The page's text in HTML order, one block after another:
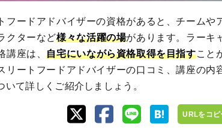
フードアドバイザーの資格があると、チームや
クターなど様々な活躍の場があります。ラーキ
講座は、自宅にいながら資格取得を目指すこと
リートフードアドバイザーの口コミ、講座の内
いて詳しくご紹介しましょう。
URLをコピ